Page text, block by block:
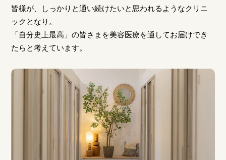
皆様が、しっかりと通い続けたいと思われるようなクリニ
ックとなり。
「自分史上最高」の皆さまを美容医療を通してお届けでき
たらと考えています。